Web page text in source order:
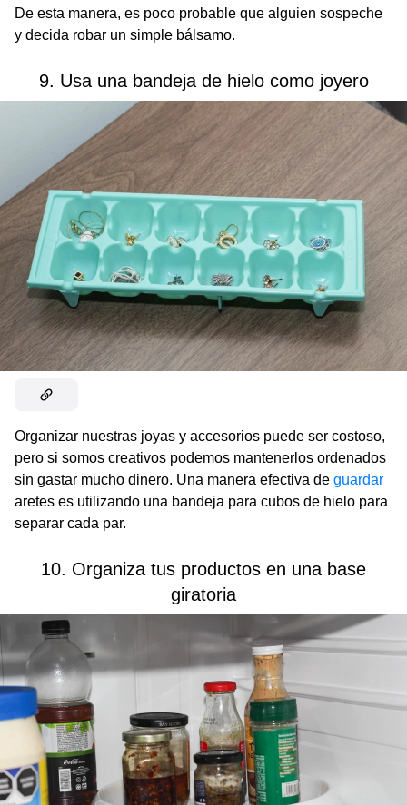
De esta manera, es poco probable que alguien sospeche
y decida robar un simple bálsamo.
9. Usa una bandeja de hielo como joyero
Organizar nuestras joyas y accesorios puede ser costoso,
pero si somos creativos podemos mantenerlos ordenados
sin gastar mucho dinero. Una manera efectiva de guardar
aretes es utilizando una bandeja para cubos de hielo para
separar cada par.
10. Organiza tus productos en una base
giratoria